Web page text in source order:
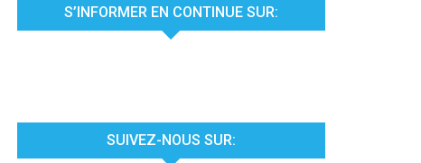
S’INFORMER EN CONTINUE SUR:
SUIVEZ-NOUS SUR: